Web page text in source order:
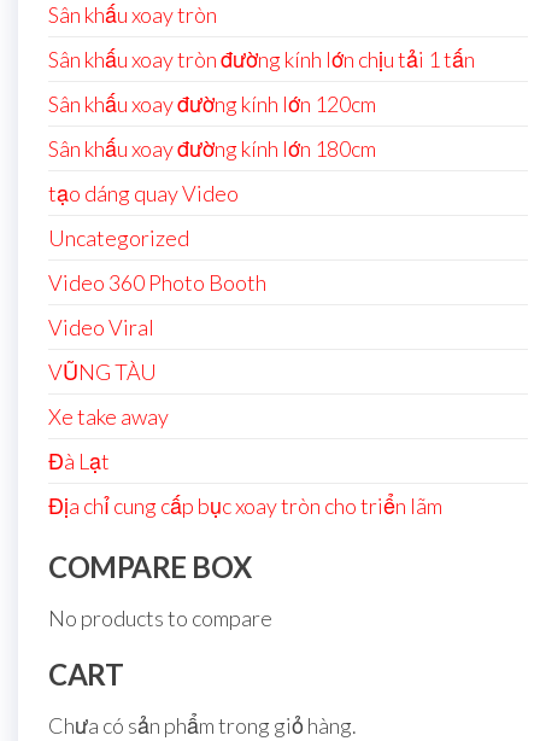
Sân khấu xoay tròn
Sân khấu xoay tròn đường kính lớn chịu tải 1 tấn
Sân khấu xoay đường kính lớn 120cm
Sân khấu xoay đường kính lớn 180cm
tạo dáng quay Video
Uncategorized
Video 360 Photo Booth
Video Viral
VŨNG TÀU
Xe take away
Đà Lạt
Địa chỉ cung cấp bục xoay tròn cho triển lãm
COMPARE BOX
No products to compare
CART
Chưa có sản phẩm trong giỏ hàng.